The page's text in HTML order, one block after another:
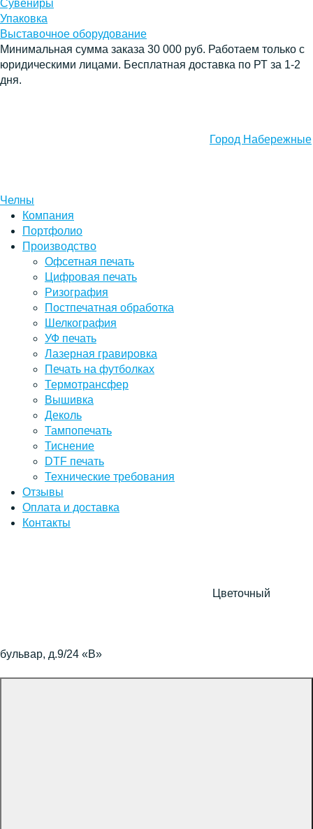
Сувениры
Упаковка
Выставочное оборудование
Минимальная сумма заказа 30 000 руб. Работаем только с
юридическими лицами. Бесплатная доставка по РТ за 1-2
дня.
Город Набережные
Челны
Компания
Портфолио
Производство
Офсетная печать
Цифровая печать
Ризография
Постпечатная обработка
Шелкография
УФ печать
Лазерная гравировка
Печать на футболках
Термотрансфер
Вышивка
Деколь
Тампопечать
Тиснение
DTF печать
Технические требования
Отзывы
Оплата и доставка
Контакты
Цветочный
бульвар, д.9/24 «В»